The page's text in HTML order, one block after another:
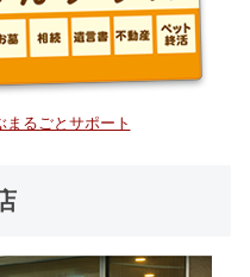
まるごとサポート